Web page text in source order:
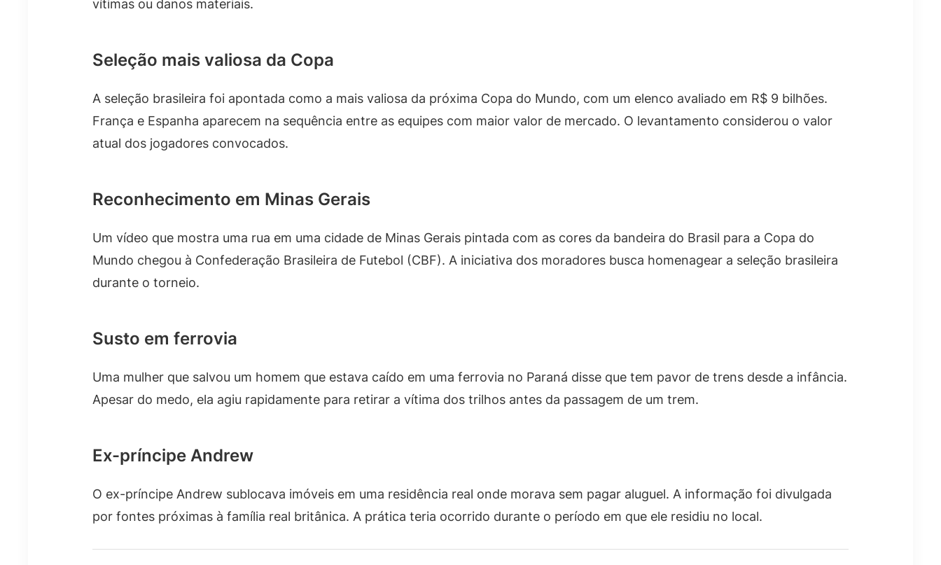
vítimas ou danos materiais.
Seleção mais valiosa da Copa
A seleção brasileira foi apontada como a mais valiosa da próxima Copa do Mundo, com um elenco avaliado em R$ 9 bilhões.
França e Espanha aparecem na sequência entre as equipes com maior valor de mercado. O levantamento considerou o valor
atual dos jogadores convocados.
Reconhecimento em Minas Gerais
Um vídeo que mostra uma rua em uma cidade de Minas Gerais pintada com as cores da bandeira do Brasil para a Copa do
Mundo chegou à Confederação Brasileira de Futebol (CBF). A iniciativa dos moradores busca homenagear a seleção brasileira
durante o torneio.
Susto em ferrovia
Uma mulher que salvou um homem que estava caído em uma ferrovia no Paraná disse que tem pavor de trens desde a infância.
Apesar do medo, ela agiu rapidamente para retirar a vítima dos trilhos antes da passagem de um trem.
Ex-príncipe Andrew
O ex-príncipe Andrew sublocava imóveis em uma residência real onde morava sem pagar aluguel. A informação foi divulgada
por fontes próximas à família real britânica. A prática teria ocorrido durante o período em que ele residiu no local.